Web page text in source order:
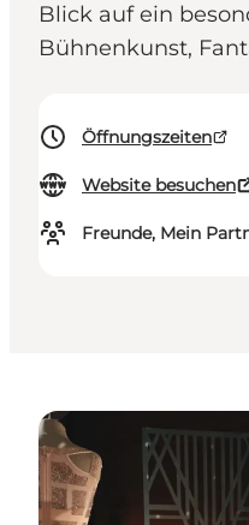
Blick auf ein
Bühnenkunst,
Öffnungszeiten
Website besuchen
Freunde, Mein